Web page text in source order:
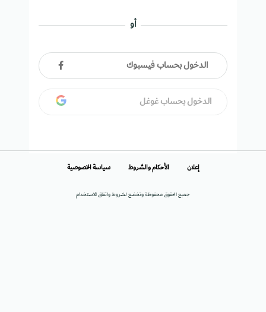
أو
الدخول بحساب فيسبوك
الدخول بحساب غوغل
جميع الحقوق محفوظة وتخضع لشروط واتفاق الاستخدام
إعلان الأحكام والشروط سياسة الخصوصية